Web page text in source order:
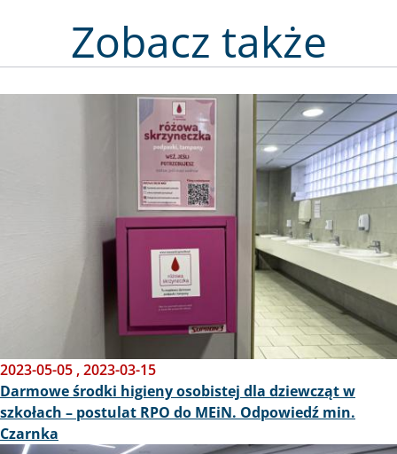
Zobacz także
2023-05-05 ,2023-03-15
Darmowe środki higieny osobistej dla dziewcząt w
szkołach – postulat RPO do MEiN. Odpowiedź min.
Czarnka